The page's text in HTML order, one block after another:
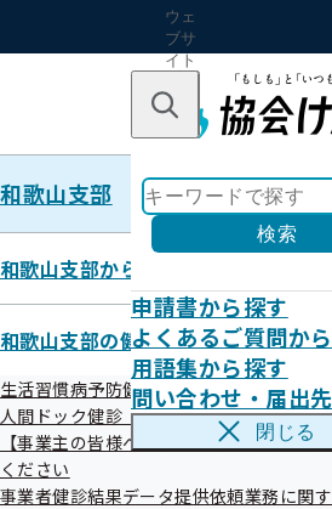
ウェ
ブサ
イト
のナ
ン
キーワードで探す
検索
申請書から探す
よくあるご質問か
用語集から探す
問い合わせ・届出
閉じる
和歌山支部
和歌山支部からのお知らせ
和歌山支部の健診・保健指導のご案
生活習慣病予防健診（被保険者）とは
人間ドック健診（被保険者）のご案内
【事業主の皆様へ】 事業者健診（定期健
ください
事業者健診結果データ提供依頼業務に関
事務処理誤り